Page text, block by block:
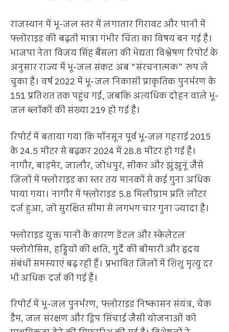
राजस्थान में भू-जल स्तर में लगातार गिरावट और पानी में
फ्लोराइड की बढ़ती मात्रा गंभीर चिंता का विषय बन गई है।
भाजपा नेता विजय सिंह बैंसला की भेद्यता विश्लेषण रिपोर्ट के
अनुसार राज्य में भू-जल संकट अब “संरचनात्मक” रूप ले
चुका है। वर्ष 2022 में भू-जल निकासी प्राकृतिक पुनर्भरण के
151 प्रतिशत तक पहुंच गई, जबकि अत्यधिक दोहन वाले भू-
जल ब्लॉकों की संख्या 219 हो गई है।
रिपोर्ट में बताया गया कि मॉनसून पूर्व भू-जल गहराई 2015
के 24.5 मीटर से बढ़कर 2024 में 28.8 मीटर हो गई है।
नागौर, बाड़मेर, जालौर, जोधपुर, सीकर और झुंझुनूं जैसे
जिलों में फ्लोराइड का स्तर तय मानकों से कई गुना अधिक
पाया गया। नागौर में फ्लोराइड 5.8 मिलीग्राम प्रति लीटर
दर्ज हुआ, जो सुरक्षित सीमा से लगभग चार गुना ज्यादा है।
फ्लोराइड युक्त पानी के कारण डेंटल और स्केलेटल
फ्लोरोसिस, हड्डियों की क्षति, गुर्दे की बीमारी और हृदय
संबंधी समस्याएं बढ़ रही हैं। प्रभावित जिलों में शिशु मृत्यु दर
भी अधिक दर्ज की गई है।
रिपोर्ट में भू-जल पुनर्भरण, फ्लोराइड निष्कासन संयंत्र, चेक
डैम, जल संरक्षण और ड्रिप सिंचाई जैसी योजनाओं को